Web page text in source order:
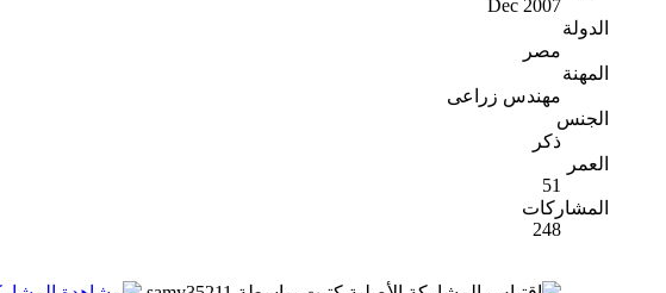
Dec 2007
الدولة
مصر
المهنة
مهندس زراعى
الجنس
ذكر
العمر
51
المشاركات
248